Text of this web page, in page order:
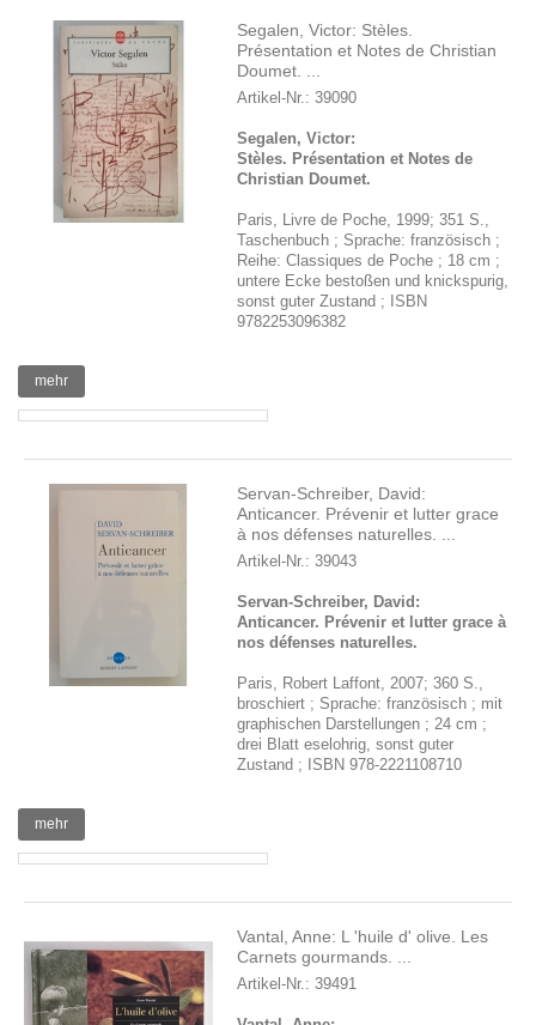
Segalen, Victor: Stèles.
Présentation et Notes de Christian
Doumet. ...
Artikel-Nr.: 39090
Segalen, Victor:
Stèles. Présentation et Notes de
Christian Doumet.
Paris, Livre de Poche, 1999; 351 S.,
Taschenbuch ; Sprache: französisch ;
Reihe: Classiques de Poche ; 18 cm ;
untere Ecke bestoßen und knickspurig,
sonst guter Zustand ; ISBN
9782253096382
mehr
Servan-Schreiber, David:
Anticancer. Prévenir et lutter grace
à nos défenses naturelles. ...
Artikel-Nr.: 39043
Servan-Schreiber, David:
Anticancer. Prévenir et lutter grace à
nos défenses naturelles.
Paris, Robert Laffont, 2007; 360 S.,
broschiert ; Sprache: französisch ; mit
graphischen Darstellungen ; 24 cm ;
drei Blatt eselohrig, sonst guter
Zustand ; ISBN 978-2221108710
mehr
Vantal, Anne: L 'huile d' olive. Les
Carnets gourmands. ...
Artikel-Nr.: 39491